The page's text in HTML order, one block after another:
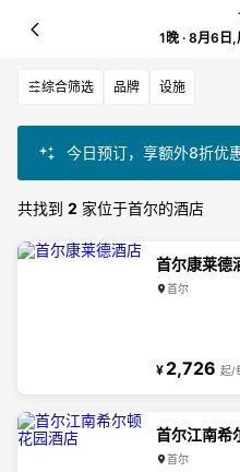
1晚 · 8月6
综合筛选 品牌 设施
今日预订，享额外8折优
共找到 2 家位于首尔的酒店
首尔康莱德
首尔
¥ 2,726 起/
首尔江南希
首尔